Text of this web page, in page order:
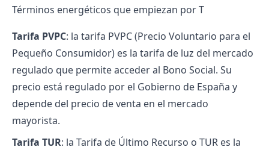
Términos energéticos que empiezan por T
Tarifa PVPC: la tarifa PVPC (Precio Voluntario para el
Pequeño Consumidor) es la tarifa de luz del mercado
regulado que permite acceder al Bono Social. Su
precio está regulado por el Gobierno de España y
depende del precio de venta en el mercado
mayorista.
Tarifa TUR: la Tarifa de Último Recurso o TUR es la